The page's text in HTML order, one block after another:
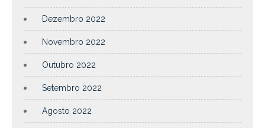
Dezembro 2022
Novembro 2022
Outubro 2022
Setembro 2022
Agosto 2022